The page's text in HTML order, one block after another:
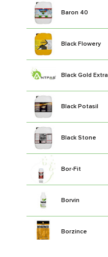
Baron 40
Black Flowery
Black Gold Extra
Black Potasil
Black Stone
Bor-Fit
Borvin
Borzince